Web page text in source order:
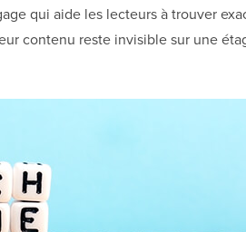
qui aide les lecteurs à trouver
contenu reste invisible sur une